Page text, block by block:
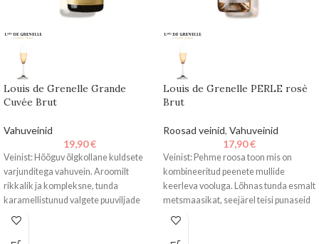
Louis de Grenelle Grande
Cuvée Brut
Vahuveinid
19,90€
Veinist: Hõõguv õlgkollane kuldsete
varjunditega vahuvein. Aroomilt
rikkalik ja kompleksne, tunda
karamellistunud valgete puuviljade
(virsik, kudoonia), kuivatatud
Louis de Grenelle PERLE rosè
Brut
Roosad veinid, Vahuveinid
17,90€
Veinist: Pehme roosa toon mis on
kombineeritud peenete mullide
keerleva vooluga. Lõhnas tunda esmalt
metsmaasikat, seejärel teisi punaseid
marju.Maitselt kuiv